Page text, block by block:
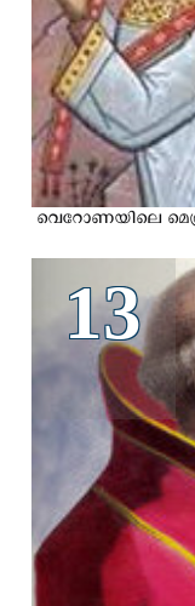
വെറോണയിലെ
13